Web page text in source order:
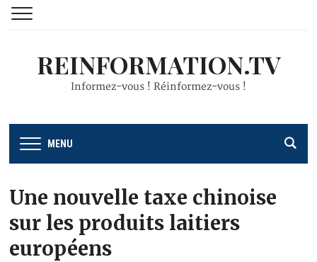
REINFORMATION.TV
Informez-vous ! Réinformez-vous !
MENU
Une nouvelle taxe chinoise
sur les produits laitiers
européens